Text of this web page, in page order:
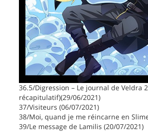
36.5/Digression – Le journal de Veldra
récapitulatif)(29/06/2021)
37/Visiteurs (06/07/2021)
38/Moi, quand je me réincarne en
39/Le message de Lamilis (20/07/2021)